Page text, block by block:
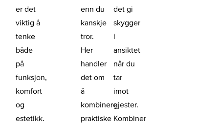
er det
viktig å
tenke
både
på
funksjon,
komfort
og
estetikk.
enn du
kanskje
tror.
Her
handler
det om
å
kombinere
praktiske
det gi
skygger
i
ansiktet
når du
tar
imot
gjester.
Kombiner